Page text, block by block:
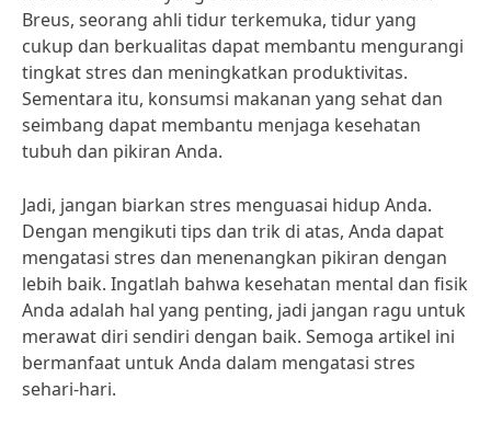
Breus, seorang ahli tidur terkemuka, tidur yang
cukup dan berkualitas dapat membantu mengurangi
tingkat stres dan meningkatkan produktivitas.
Sementara itu, konsumsi makanan yang sehat dan
seimbang dapat membantu menjaga kesehatan
tubuh dan pikiran Anda.
Jadi, jangan biarkan stres menguasai hidup Anda.
Dengan mengikuti tips dan trik di atas, Anda dapat
mengatasi stres dan menenangkan pikiran dengan
lebih baik. Ingatlah bahwa kesehatan mental dan fisik
Anda adalah hal yang penting, jadi jangan ragu untuk
merawat diri sendiri dengan baik. Semoga artikel ini
bermanfaat untuk Anda dalam mengatasi stres
sehari-hari.